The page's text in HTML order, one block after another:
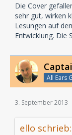
Die Cover
sehr gut, wirken
Lesungen auf
Entwicklung. Die
All Ears
3. September 2013
ello schrieb: